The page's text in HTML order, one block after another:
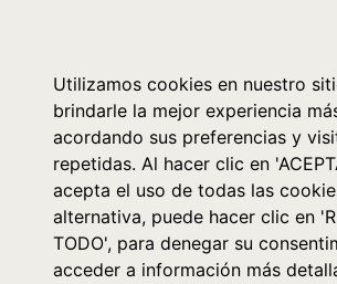
Utilizamos cookies en nuestro
brindarle la mejor experiencia
acordando sus preferencias y
repetidas. Al hacer clic en
acepta el uso de todas las
alternativa, puede hacer clic en
TODO', para denegar su
acceder a información más